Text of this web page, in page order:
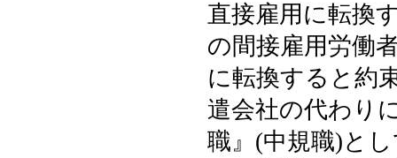
直接雇用に転換
の間接雇用労働
に転換すると約
遣会社の代わり
職』(中規職)と